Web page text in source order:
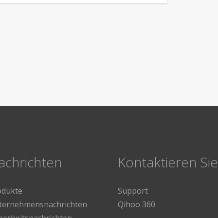
Kontaktieren
Support
Qihoo 360